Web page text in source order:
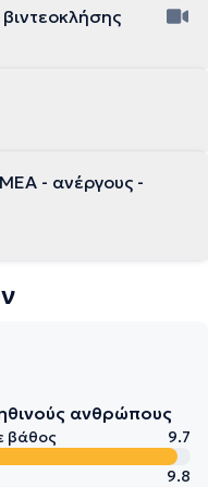
- ανέργους -
ανθρώπους
βάθος
9.7
9.8